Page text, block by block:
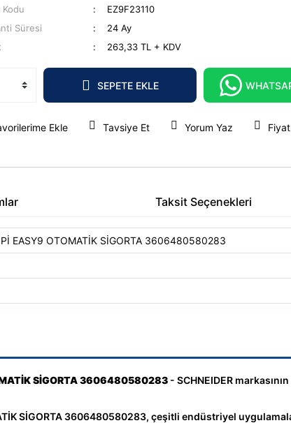
Kodu
EZ9F23110
Süresi
24 Ay
263,33 TL + KDV
SEPETE EKLE
Tavsiye Et Yorum Yaz
Taksit Seçenekleri
EASY9 OTOMATİK SİGORTA 3606480580283
SİGORTA 3606480580283 - SCHNEIDER
SİGORTA 3606480580283, çeşitli endüstriyel